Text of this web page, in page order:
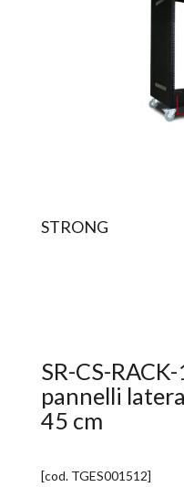
STRONG
SR-CS-
pannelli
45 cm
[cod. TGES001512]